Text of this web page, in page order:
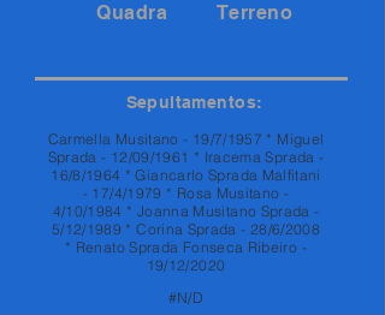
Quadra Terreno
Sepultamentos:
Carmella Musitano - 19/7/1957 * Miguel
Sprada - 12/09/1961 * Iracema Sprada -
16/8/1964 * Giancarlo Sprada Malfitani
- 17/4/1979 * Rosa Musitano -
4/10/1984 * Joanna Musitano Sprada -
5/12/1989 * Corina Sprada - 28/6/2008
* Renato Sprada Fonseca Ribeiro -
19/12/2020
#N/D